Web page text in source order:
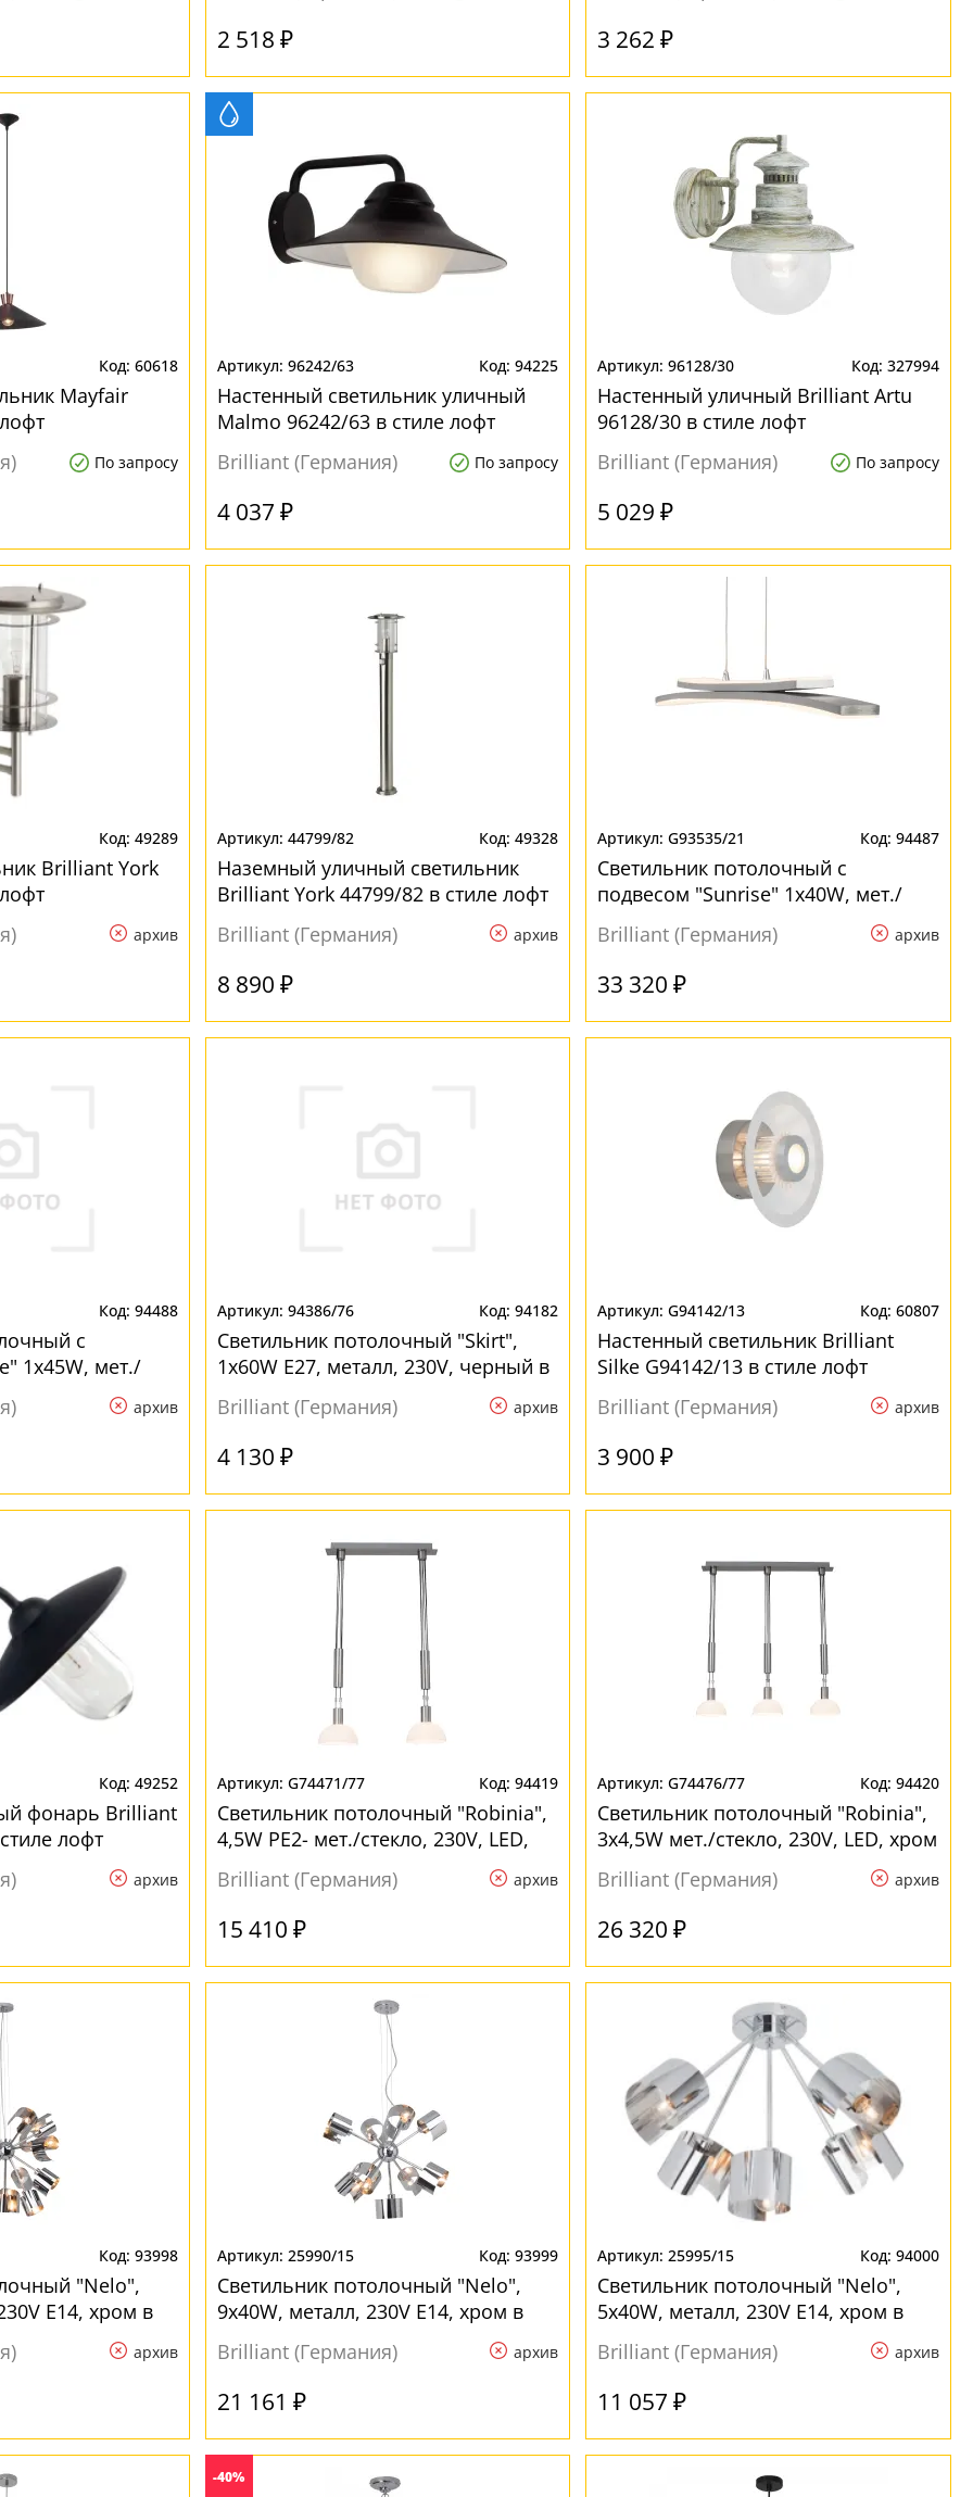
2 518 ₽ 3 262 ₽
60618
Mayfair
По запросу
96242/63 94225
Настенный светильник уличный
Malmo 96242/63 в стиле лофт
Brilliant (Германия)
По запросу
4 037 ₽
96128/30 327994
Настенный уличный Brilliant Artu
96128/30 в стиле лофт
Brilliant (Германия)
По запросу
5 029 ₽
49289
Brilliant York
архив
44799/82 49328
Наземный уличный светильник
Brilliant York 44799/82 в стиле лофт
Brilliant (Германия)
архив
8 890 ₽
G93535/21 94487
Светильник потолочный с
подвесом "Sunrise" 1x40W, мет./
пластик, 230V,LED,алюминий в
стиле лофт
Brilliant (Германия) архив
33 320 ₽
94488
с
1x45W, мет./
в
архив
94386/76 94182
Светильник потолочный "Skirt",
1x60W E27, металл, 230V, черный в
стиле лофт
Brilliant (Германия) архив
4 130 ₽
G94142/13 60807
Настенный светильник Brilliant
Silke G94142/13 в стиле лофт
Brilliant (Германия)
архив
3 900 ₽
49252
фонарь Brilliant
лофт
архив
G74471/77 94419
Светильник потолочный "Robinia",
4,5W PE2- мет./стекло, 230V, LED,
хром в стиле лофт
Brilliant (Германия) архив
15 410 ₽
G74476/77 94420
Светильник потолочный "Robinia",
3х4,5W мет./стекло, 230V, LED, хром
в стиле лофт
Brilliant (Германия) архив
26 320 ₽
93998
"Nelo",
E14, хром в
архив
25990/15 93999
Светильник потолочный "Nelo",
9х40W, металл, 230V E14, хром в
стиле лофт
Brilliant (Германия) архив
21 161 ₽
25995/15 94000
Светильник потолочный "Nelo",
5х40W, металл, 230V E14, хром в
стиле лофт
Brilliant (Германия) архив
11 057 ₽
-40%